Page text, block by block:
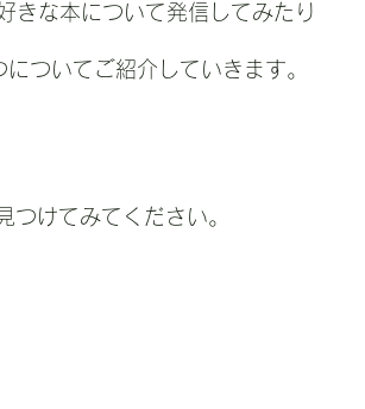
きな本について発信してみたり
ついてご紹介していきます。
けてみてください。